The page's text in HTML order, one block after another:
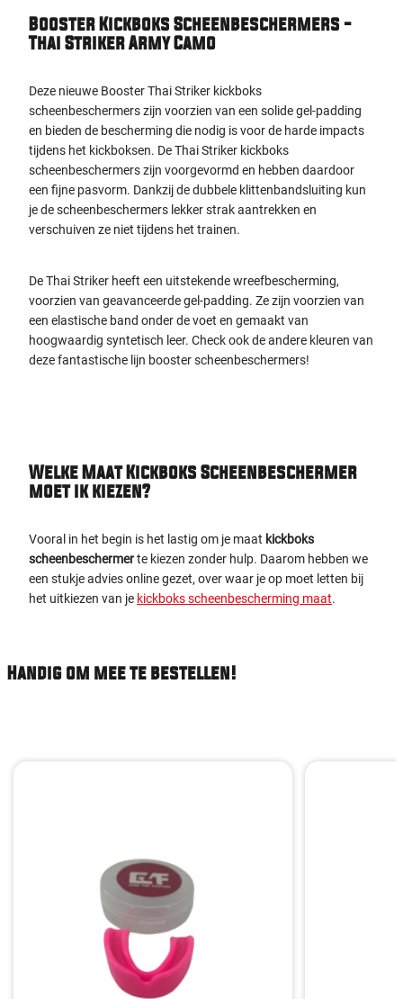
Booster Kickboks Scheenbeschermers -
Thai Striker Army Camo
Deze nieuwe Booster Thai Striker kickboks
scheenbeschermers zijn voorzien van een solide gel-padding
en bieden de bescherming die nodig is voor de harde impacts
tijdens het kickboksen. De Thai Striker kickboks
scheenbeschermers zijn voorgevormd en hebben daardoor
een fijne pasvorm. Dankzij de dubbele klittenbandsluiting kun
je de scheenbeschermers lekker strak aantrekken en
verschuiven ze niet tijdens het trainen.
De Thai Striker heeft een uitstekende wreefbescherming,
voorzien van geavanceerde gel-padding. Ze zijn voorzien van
een elastische band onder de voet en gemaakt van
hoogwaardig syntetisch leer. Check ook de andere kleuren van
deze fantastische lijn booster scheenbeschermers!
Welke Maat Kickboks Scheenbeschermer
moet ik kiezen?
Vooral in het begin is het lastig om je maat kickboks
scheenbeschermerte kiezen zonder hulp. Daarom hebben we
een stukje advies online gezet, over waar je op moet letten bij
het uitkiezen van je kickboks scheenbescherming maat.
Handig om mee te bestellen!